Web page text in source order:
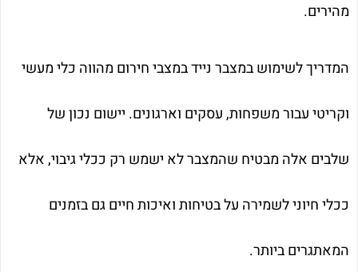
מהירים.
המדריך לשימוש במצבר נייד במצבי חירום מהווה כלי מעשי
וקריטי עבור משפחות, עסקים וארגונים. יישום נכון של
שלבים אלה מבטיח שהמצבר לא ישמש רק ככלי גיבוי, אלא
ככלי חיוני לשמירה על בטיחות ואיכות חיים גם בזמנים
המאתגרים ביותר.